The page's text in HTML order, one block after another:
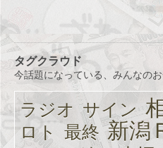
ナ
［ブ
ロ
グ
タグクラウド
今話題になっている、みんなの
ラジオ サイン
ロト 最終 新潟